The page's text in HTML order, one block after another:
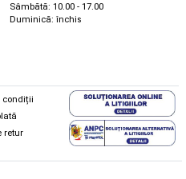
Sâmbătă: 10.00 - 17.00
Duminică: închis
condiții
retur